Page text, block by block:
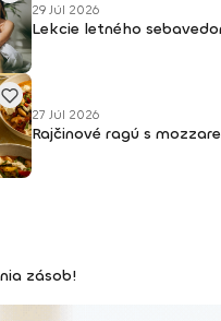
29 Júl 2026
Lekcie letného
27 Júl 2026
Rajčinové ragú s
zásob!